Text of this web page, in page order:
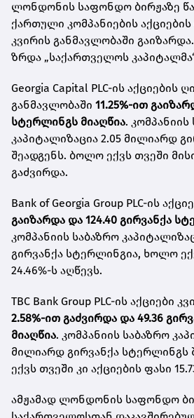
ლონდონის საფონდო ბირჟაზე
ქართული კომპანიების
კვირის განმავლობაში
ზრდა „საქართველოს
Georgia Capital PLC-ის აქციების
განმავლობაში 11.25%-ით
სტერლინგს მიაღწია. კომპანიის
კაპიტალიზაცია 2.05 მილიარდ
შეადგენს. ბოლო ექვს თვეში
გაძვირდა.
Bank of Georgia Group PLC-ის
გაიზარდა და 124.40 გირვანქა
კომპანიის საბაზრო
გირვანქა სტერლინგია, ხოლო
24.46%-ს აღწევს.
TBC Bank Group PLC-ის აქციები
2.58%-ით გაძვირდა და 49.36
მიაღწია. კომპანიის საბაზრო
მილიარდ გირვანქა სტერლინგს
ექვს თვეში კი აქციების ფასი
ამჟამად ლონდონის საფონდო